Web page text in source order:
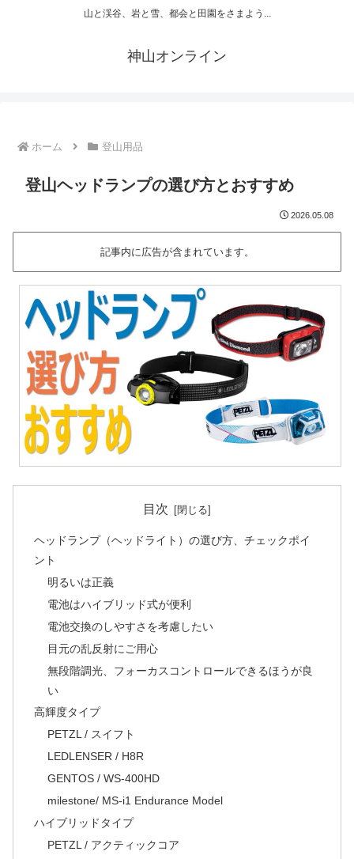
山と渓谷、岩と雪、都会と田園をさまよう...
神山オンライン
ホーム 登山用品
登山ヘッドランプの選び方とおすすめ
2026.05.08
記事内に広告が含まれています。
目次
ヘッドランプ（ヘッドライト）の選び方、チェックポイ
ント
明るいは正義
電池はハイブリッド式が便利
電池交換のしやすさを考慮したい
目元の乱反射にご用心
無段階調光、フォーカスコントロールできるほうが良
い
高輝度タイプ
PETZL / スイフト
LEDLENSER / H8R
GENTOS / WS-400HD
milestone/ MS-i1 Endurance Model
ハイブリッドタイプ
PETZL / アクティックコア